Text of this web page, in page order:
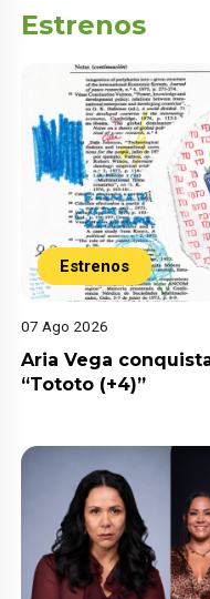
Estrenos
Estrenos
07 Ago 2026
Aria Vega
“Tototo (+4)”